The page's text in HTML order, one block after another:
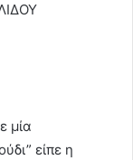
μία
είπε η